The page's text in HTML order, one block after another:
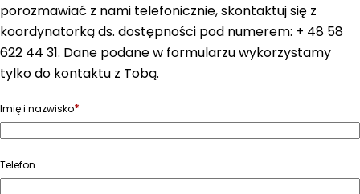
porozmawiać z nami telefonicznie, skontaktuj się z
koordynatorką ds. dostępności pod numerem: + 48 58
622 44 31. Dane podane w formularzu wykorzystamy
tylko do kontaktu z Tobą.
Imię i nazwisko*
Telefon